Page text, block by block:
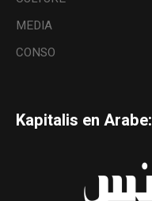
MEDIA
CONSO
Kapitalis en Arabe: